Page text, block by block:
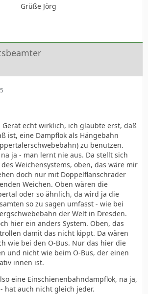
Grüße Jörg
echt wirklich, ich glaubte erst, daß
ist, eine Dampflok als Hängebahn
zu benutzen.
ja - man lernt nie aus. Da stellt sich
Weichensystems, oben, das wäre mir
doch nur mit Doppelflanschräder
Weichen. Oben wären die
oder so ähnlich, da wird ja die
so zu sagen umfasst - wie bei
der Welt in Dresden.
hier ein anders System. Oben, das
damit das nicht kippt. Da wären
wie bei den O-Bus. Nur das hier die
und nicht wie beim O-Bus, der einen
innen ist.
eine Einschienenbahndampflok, na ja,
hat auch nicht gleich jeder.